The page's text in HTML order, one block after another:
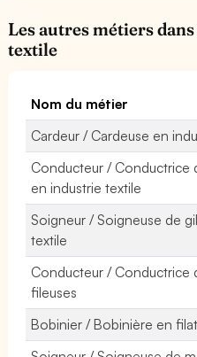
Les autres métiers
textile
Nom du métier
Cardeur / Cardeuse en
Conducteur / Conductrice
en industrie textile
Soigneur / Soigneuse de
textile
Conducteur / Conductrice
fileuses
Bobinier / Bobinière en